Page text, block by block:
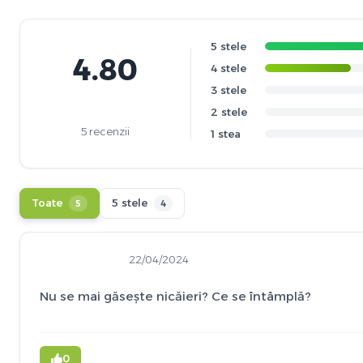
4.80
5 recenzii
5 stele
4 stele
3 stele
2 stele
1 stea
Toate 5 5 stele 4
22/04/2024
Nu se mai găsește nicăieri? Ce se întâmplă?
0